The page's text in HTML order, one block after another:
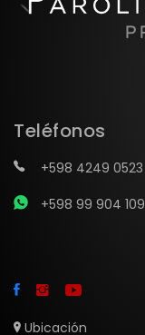
Teléfonos
+598 4249 0523
+598 99 904 109
Ubicación